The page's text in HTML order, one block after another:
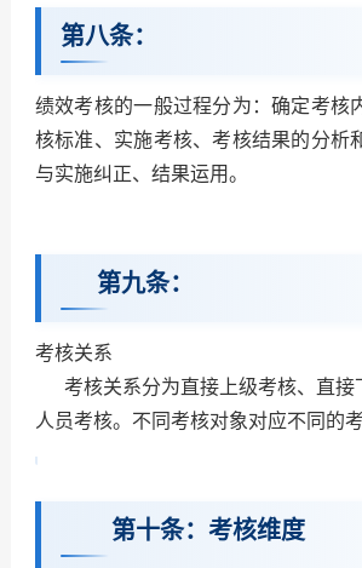
第八条：
绩效考核的一般过程分为：确定考核
核标准、实施考核、考核结果的分析
与实施纠正、结果运用。
第九条：
考核关系
考核关系分为直接上级考核、直接
人员考核。不同考核对象对应不同的考
第十条：考核维度